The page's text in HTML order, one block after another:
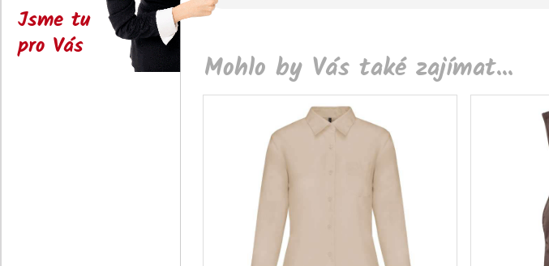
Jsme tu
pro Vás
Mohlo by Vás také zajímat...